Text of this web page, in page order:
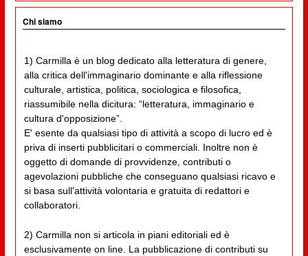
Chi siamo
1) Carmilla è un blog dedicato alla letteratura di genere,
alla critica dell'immaginario dominante e alla riflessione
culturale, artistica, politica, sociologica e filosofica,
riassumibile nella dicitura: “letteratura, immaginario e
cultura d'opposizione”.
E' esente da qualsiasi tipo di attività a scopo di lucro ed è
priva di inserti pubblicitari o commerciali. Inoltre non è
oggetto di domande di provvidenze, contributi o
agevolazioni pubbliche che conseguano qualsiasi ricavo e
si basa sull'attività volontaria e gratuita di redattori e
collaboratori.
2) Carmilla non si articola in piani editoriali ed è
esclusivamente on line. La pubblicazione di contributi su